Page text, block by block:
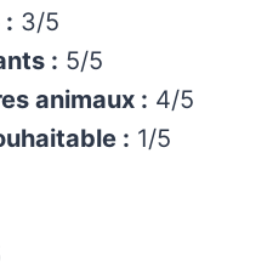
: 3/5
: 5/5
animaux : 4/5
: 1/5